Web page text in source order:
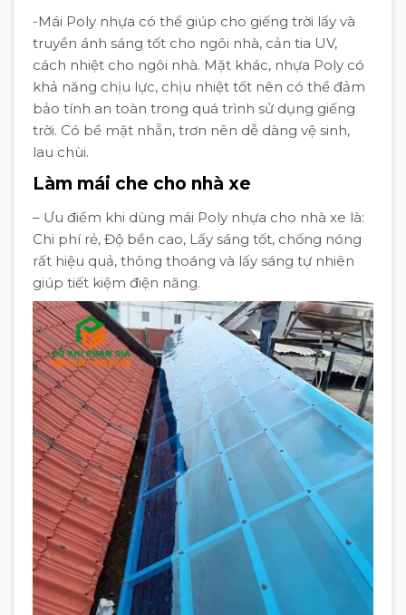
-Mái Poly nhựa có thể giúp cho giếng trời lấy và
truyền ánh sáng tốt cho ngôi nhà, cản tia UV,
cách nhiệt cho ngôi nhà. Mặt khác, nhựa Poly có
khả năng chịu lực, chịu nhiệt tốt nên có thể đảm
bảo tính an toàn trong quá trình sử dụng giếng
trời. Có bề mặt nhẵn, trơn nên dễ dàng vệ sinh,
lau chùi.
Làm mái che cho nhà xe
– Ưu điểm khi dùng mái Poly nhựa cho nhà xe là:
Chi phí rẻ, Độ bền cao, Lấy sáng tốt, chống nóng
rất hiệu quả, thông thoáng và lấy sáng tự nhiên
giúp tiết kiệm điện năng.